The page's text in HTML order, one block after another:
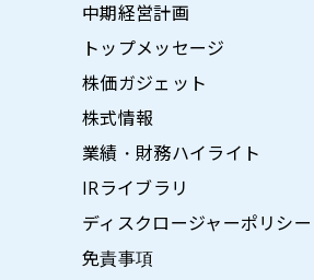
中期経営計画
トップメッセージ
株価ガジェット
株式情報
業績・財務ハイライト
IRライブラリ
ディスクロージャーポリシー
免責事項